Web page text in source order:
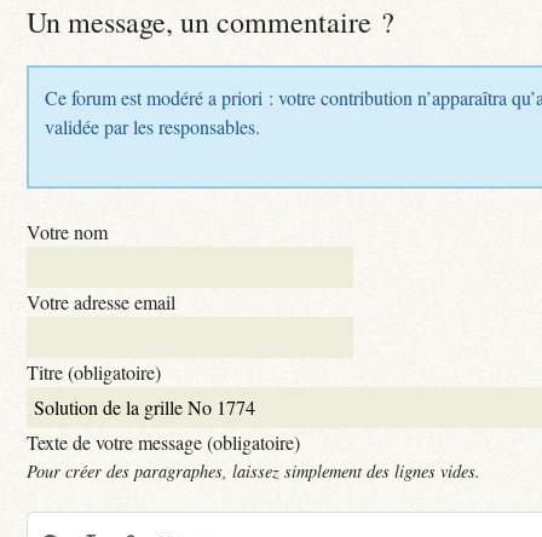
Un message, un commentaire ?
Ce forum est modéré a priori : votre contribution n’apparaîtra
validée par les responsables.
Votre nom
Votre adresse email
Titre (obligatoire)
Texte de votre message (obligatoire)
Pour créer des paragraphes, laissez simplement des lignes vides.